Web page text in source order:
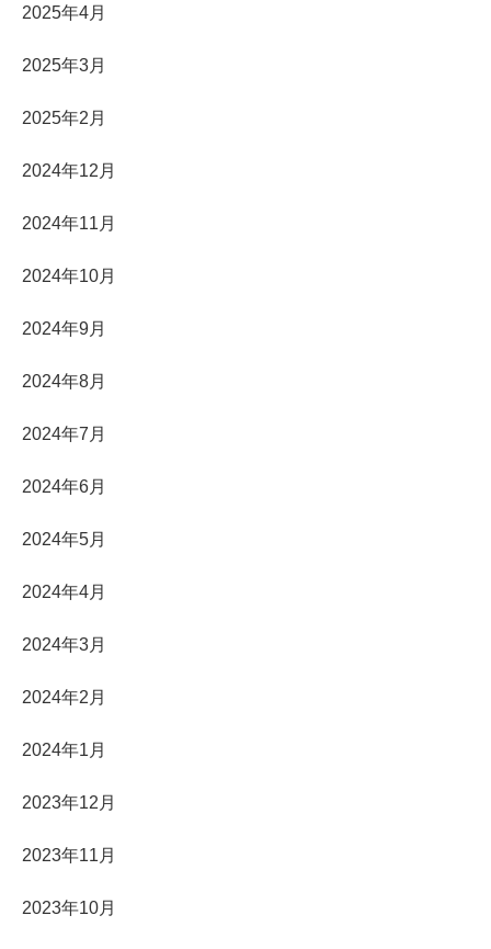
2025年4月
2025年3月
2025年2月
2024年12月
2024年11月
2024年10月
2024年9月
2024年8月
2024年7月
2024年6月
2024年5月
2024年4月
2024年3月
2024年2月
2024年1月
2023年12月
2023年11月
2023年10月